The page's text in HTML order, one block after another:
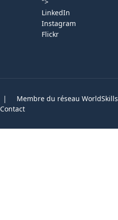
LinkedIn
Instagram
Flickr
| Membre du réseau WorldSkills
Contact